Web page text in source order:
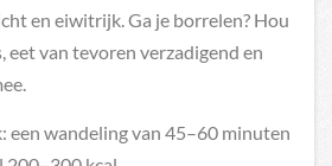
en eiwitrijk. Ga je borrelen? Hou
eet van tevoren verzadigend en
een wandeling van 45–60 minuten